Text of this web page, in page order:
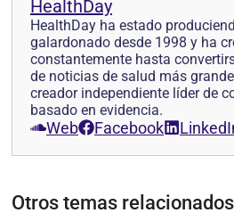
HealthDay
HealthDay ha estado
galardonado desde 1998 y ha
constantemente hasta
de noticias de salud más
creador independiente líder de
basado en evidencia.
Web Facebook
Otros temas relacionados